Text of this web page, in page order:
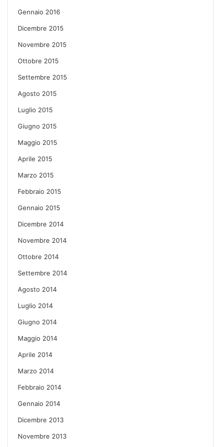
Gennaio 2016
Dicembre 2015
Novembre 2015
Ottobre 2015
Settembre 2015
Agosto 2015
Luglio 2015
Giugno 2015
Maggio 2015
Aprile 2015
Marzo 2015
Febbraio 2015
Gennaio 2015
Dicembre 2014
Novembre 2014
Ottobre 2014
Settembre 2014
Agosto 2014
Luglio 2014
Giugno 2014
Maggio 2014
Aprile 2014
Marzo 2014
Febbraio 2014
Gennaio 2014
Dicembre 2013
Novembre 2013